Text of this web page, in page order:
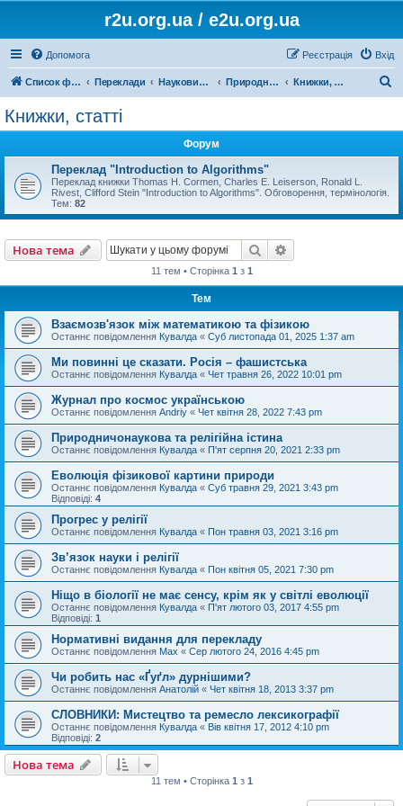
r2u.org.ua / e2u.org.ua
Допомога Вхід
Реєстрація
Список форумів Переклади Науковий переклад Природничі науки, математика, медицина, загальна література Книжки, статті
Книжки, статті
Форум
Переклад "Introduction to Algorithms"
Переклад книжки Thomas H. Cormen, Charles E. Leiserson, Ronald L.
Rivest, Clifford Stein "Introduction to Algorithms". Обговорення, термінологія.
Тем: 82
Нова тема Пошук
11 тем • Сторінка 1 з 1
Тем
Взаємозв'язок між математикою та фізикою
Останнє повідомлення Кувалда « Суб листопада 01, 2025 1:37 am
Ми повинні це сказати. Росія – фашистська
Останнє повідомлення Кувалда « Чет травня 26, 2022 10:01 pm
Журнал про космос українською
Останнє повідомлення Andriy « Чет квітня 28, 2022 7:43 pm
Природничонаукова та релігійна істина
Останнє повідомлення Кувалда « П'ят серпня 20, 2021 2:33 pm
Еволюція фізикової картини природи
Останнє повідомлення Кувалда « Суб травня 29, 2021 3:43 pm
Відповіді: 4
Прогрес у релігії
Останнє повідомлення Кувалда « Пон травня 03, 2021 3:16 pm
Зв’язок науки і релігії
Останнє повідомлення Кувалда « Пон квітня 05, 2021 7:30 pm
Ніщо в біології не має сенсу, крім як у світлі еволюції
Останнє повідомлення Кувалда « П'ят лютого 03, 2017 4:55 pm
Відповіді: 1
Нормативні видання для перекладу
Останнє повідомлення Max « Сер лютого 24, 2016 4:45 pm
Чи робить нас «Ґуґл» дурнішими?
Останнє повідомлення Анатолій « Чет квітня 18, 2013 3:37 pm
СЛОВНИКИ: Мистецтво та ремесло лексикографії
Останнє повідомлення Кувалда « Вів квітня 17, 2012 4:10 pm
Відповіді: 2
Нова тема
11 тем • Сторінка 1 з 1